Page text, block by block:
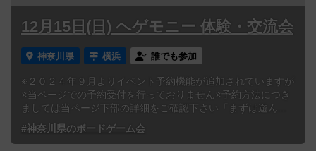
12月15日(日) ヘゲモニー 体験・交流会
神奈川県 横浜 誰でも参加
※２０２４年９月よりイベント予約機能が追加されていますが
※当ページでの予約受付を行っておりません※予約方法につき
ましては当ページ下部の詳細をご確認下さい「まずは遊ん...
#神奈川県のボードゲーム会